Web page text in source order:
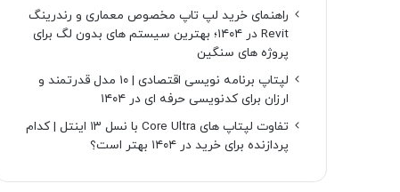
راهنمای خرید لپ تاپ مخصوص معماری و رندرینگ
Revit در ۱۴۰۴؛ بهترین سیستم های بدون لگ برای
پروژه های سنگین
لپتاپ برنامه نویسی اقتصادی | ۱۰ مدل قدرتمند و
ارزان برای کدنویسی حرفه ای در ۱۴۰۴
تفاوت لپتاپ های Core Ultra با نسل ۱۳ اینتل | کدام
پردازنده برای خرید در ۱۴۰۴ بهتر است؟